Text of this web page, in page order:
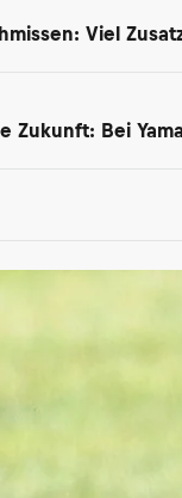
Viel
Zukunft: Bei